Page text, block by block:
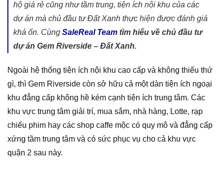
hộ giá rẻ cũng như tầm trung, tiện ích nội khu của các
dự án mà chủ đầu tư Đất Xanh thực hiện được đánh giá
khá ổn. Cùng SaleReal Team tìm hiểu về chủ đầu tư
dự án Gem Riverside – Đất Xanh.
Ngoài hệ thống tiện ích nội khu cao cấp và không thiếu thứ
gì, thì Gem Riverside còn sở hữu cả một dàn tiện ích ngoại
khu đẳng cấp không hề kém cạnh tiện ích trung tâm. Các
khu vực trung tâm giải trí, mua sắm, nhà hàng, Lotte, rạp
chiếu phim hay các shop caffe mộc có quy mô và đẳng cấp
xứng tầm trung tâm và có sức phục vụ cho cả khu vực
quận 2 sau này.